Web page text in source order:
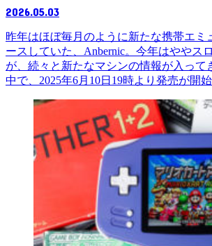
2026.05.03
昨年はほぼ毎月のように新たな携帯エミ
ースしていた、Anbernic。今年はややス
が、続々と新たなマシンの情報が入って
中で、2025年6月10日19時より発売が開